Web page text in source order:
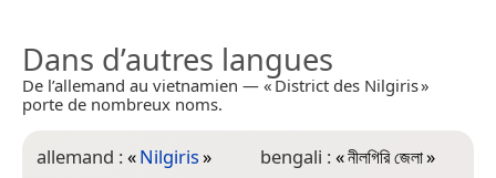
Dans d’autres langues
De l’allemand au vietnamien — « District des Nilgiris »
porte de nombreux noms.
allemand :«Nilgiris»
bengali :«নীলগিরি জেলা»